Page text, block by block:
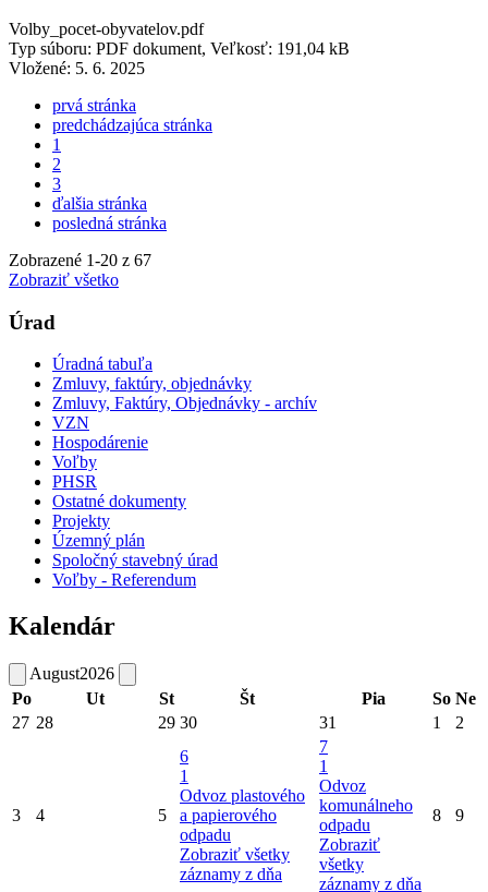
Volby_pocet-obyvatelov.pdf
Typ súboru: PDF dokument, Veľkosť: 191,04 kB
Vložené: 5. 6. 2025
prvá stránka
predchádzajúca stránka
1
2
3
ďalšia stránka
posledná stránka
Zobrazené 1-20 z 67
Zobraziť všetko
Úrad
Úradná tabuľa
Zmluvy, faktúry, objednávky
Zmluvy, Faktúry, Objednávky - archív
VZN
Hospodárenie
Voľby
PHSR
Ostatné dokumenty
Projekty
Územný plán
Spoločný stavebný úrad
Voľby - Referendum
Kalendár
August2026
Po
Ut St Št Pia So Ne
27 28 29 30 31 1 2
3 4 5
6
1
Odvoz plastového
a papierového
odpadu
Zobraziť všetky
záznamy z dňa
7
1
Odvoz
komunálneho
odpadu
Zobraziť
všetky
záznamy z dňa
8 9